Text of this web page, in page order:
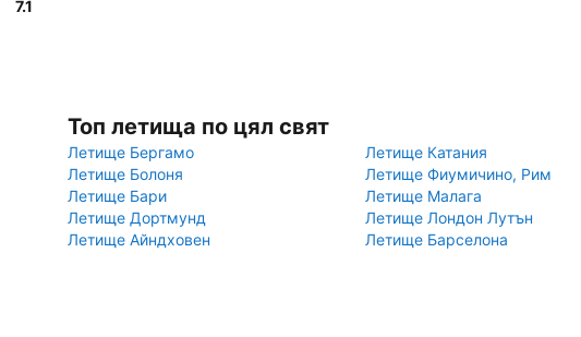
7.1
Топ летища по цял свят
Летище Бергамо
Летище Катания
Летище Болоня
Летище Фиумичино, Рим
Летище Бари
Летище Малага
Летище Дортмунд
Летище Лондон Лутън
Летище Айндховен
Летище Барселона